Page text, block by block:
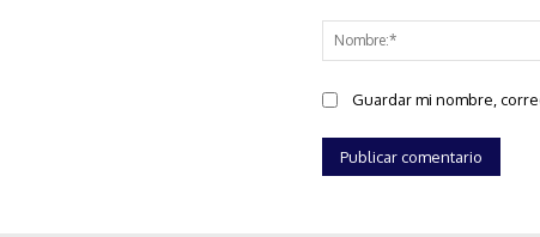
Guardar mi nombre,